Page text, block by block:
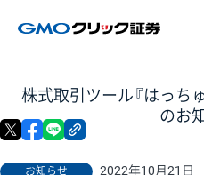
株式取引ツール『はっち
のお
お知らせ 2022年10月21日
X facebook